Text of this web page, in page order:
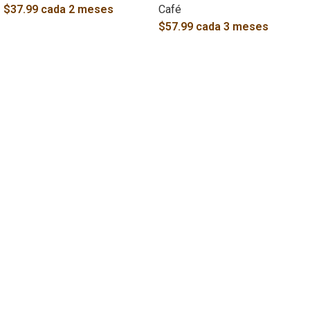
$37.99 cada 2 meses
Café
$57.99 cada 3 meses